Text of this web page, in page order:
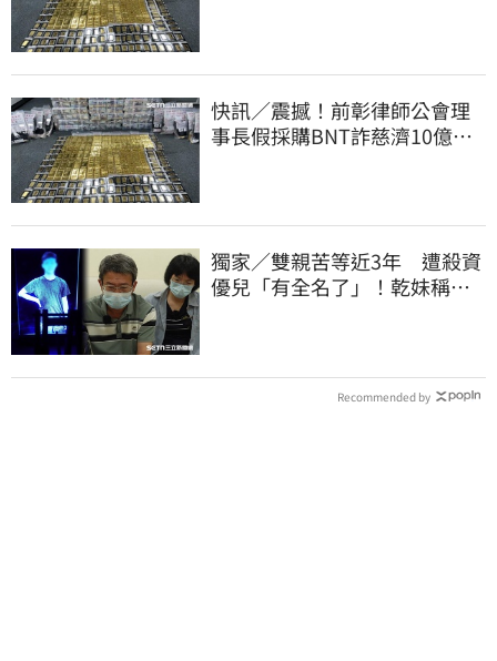
快訊／震撼！前彰律師公會理
事長假採購BNT詐慈濟10億、
獨家／雙親苦等近3年 遭殺資
優兒「有全名了」！乾妹稱賠
Recommended by